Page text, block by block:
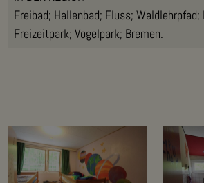
Freibad; Hallenbad; Fluss; Waldlehrpfad;
Freizeitpark; Vogelpark; Bremen.